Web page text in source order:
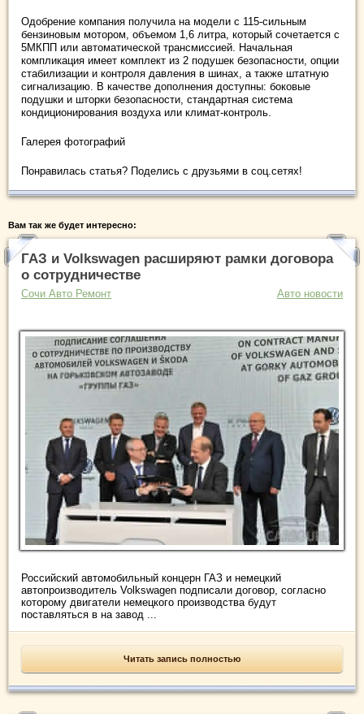
Одобрение компания получила на модели с 115-сильным
бензиновым мотором, объемом 1,6 литра, который сочетается с
5МКПП или автоматической трансмиссией. Начальная
компликация имеет комплект из 2 подушек безопасности, опции
стабилизации и контроля давления в шинах, а также штатную
сигнализацию. В качестве дополнения доступны: боковые
подушки и шторки безопасности, стандартная система
кондиционирования воздуха или климат-контроль.
Галерея фотографий
Понравилась статья? Поделись с друзьями в соц.сетях!
Вам так же будет интересно:
ГАЗ и Volkswagen расширяют рамки договора
о сотрудничестве
Сочи Авто Ремонт Авто новости
Российский автомобильный концерн ГАЗ и немецкий
автопроизводитель Volkswagen подписали договор, согласно
которому двигатели немецкого производства будут
поставляться в на завод ...
Читать запись полностью